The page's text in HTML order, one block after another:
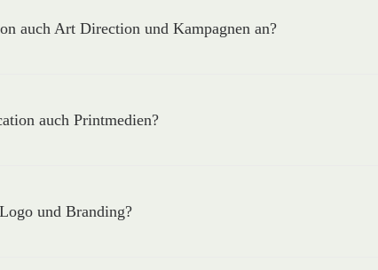
auch Art Direction und Kampagnen an?
auch Printmedien?
und Branding?